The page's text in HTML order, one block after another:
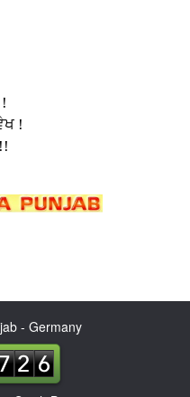
!
- Germany